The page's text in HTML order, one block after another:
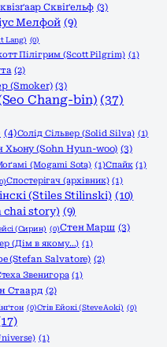
Сквіґельф (3)
Мелфой (9)
Lang) (0)
Пілігрим (Scott Pilgrim) (1)
(2)
(Smoker) (3)
Chang-bin) (37)
(4)Солід Сільвер (Solid Silva) (1)
Хьону (Sohn Hyun-woo) (3)
(Mogami Sota) (1)Спайк (1)
Спостерігач (архівник) (1)
(Stiles Stilinski) (10)
chai story) (9)
(Сирин) (0)Стен Марш (3)
(Дім в якому…) (1)
(Stefan Salvatore) (2)
Звенигора (1)
Стаард (2)
(0)Стів Ейокі (Steve Aoki) (0)
(1)